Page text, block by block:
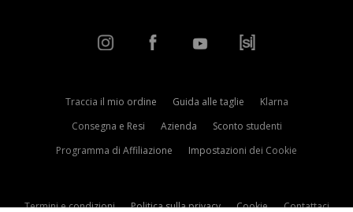
Traccia il mio ordine Guida alle taglie
Klarna
Consegna e Resi
Azienda
Sconto studenti
Programma di Affiliazione
Impostazioni dei Cookie
Termini e condizioni Politica sulla privacy Cookie Contattaci